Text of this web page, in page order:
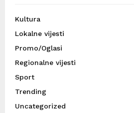
Kultura
Lokalne vijesti
Promo/Oglasi
Regionalne vijesti
Sport
Trending
Uncategorized